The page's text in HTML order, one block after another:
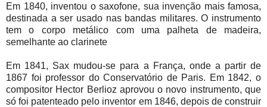
Em 1840, inventou o saxofone, sua invenção mais famosa,
destinada a ser usado nas bandas militares. O instrumento
tem o corpo metálico com uma palheta de madeira,
semelhante ao clarinete
Em 1841, Sax mudou-se para a França, onde a partir de
1867 foi professor do Conservatório de Paris. Em 1842, o
compositor Hector Berlioz aprovou o novo instrumento, que
só foi patenteado pelo inventor em 1846, depois de construir